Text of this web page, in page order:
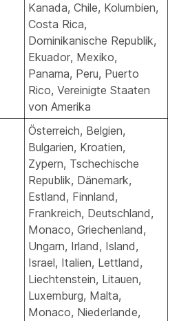
Kanada, Chile, Kolumbien,
Costa Rica,
Dominikanische Republik,
Ekuador, Mexiko,
Panama, Peru, Puerto
Rico, Vereinigte Staaten
von Amerika
Österreich, Belgien,
Bulgarien, Kroatien,
Zypern, Tschechische
Republik, Dänemark,
Estland, Finnland,
Frankreich, Deutschland,
Monaco, Griechenland,
Ungarn, Irland, Island,
Israel, Italien, Lettland,
Liechtenstein, Litauen,
Luxemburg, Malta,
Monaco, Niederlande,